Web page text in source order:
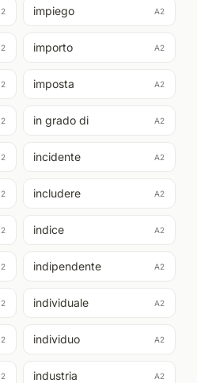
impiego A2
importo A2
imposta A2
in grado di A2
incidente A2
includere A2
indice A2
indipendente A2
individuale A2
individuo A2
industria A2